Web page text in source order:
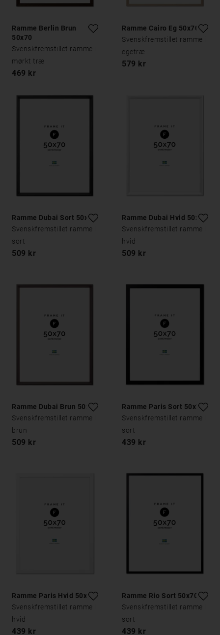
Ramme Berlin Brun
50x70
Svenskfremstillet ramme i
mørkt træ
469 kr
Ramme Cairo Eg 50x70
Svenskfremstillet ramme i
egetræ
579 kr
Ramme Dubai Sort 50x70
Svenskfremstillet ramme i
sort
509 kr
Ramme Dubai Hvid 50x70
Svenskfremstillet ramme i
hvid
509 kr
Ramme Dubai Brun 50x70
Svenskfremstillet ramme i
brun
509 kr
Ramme Paris Sort 50x70
Svenskfremstillet ramme i
sort
439 kr
Ramme Paris Hvid 50x70
Svenskfremstillet ramme i
hvid
439 kr
Ramme Rio Sort 50x70
Svenskfremstillet ramme i
sort
439 kr